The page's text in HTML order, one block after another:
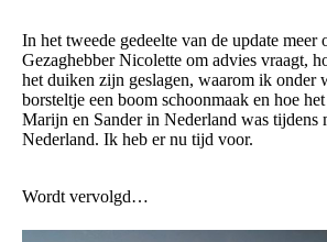
In het tweede gedeelte van de update meer
Gezaghebber Nicolette om advies vraagt,
het duiken zijn geslagen, waarom ik onder
borsteltje een boom schoonmaak en hoe
Marijn en Sander in Nederland was tijdens
Nederland. Ik heb er nu tijd voor.
Wordt vervolgd…